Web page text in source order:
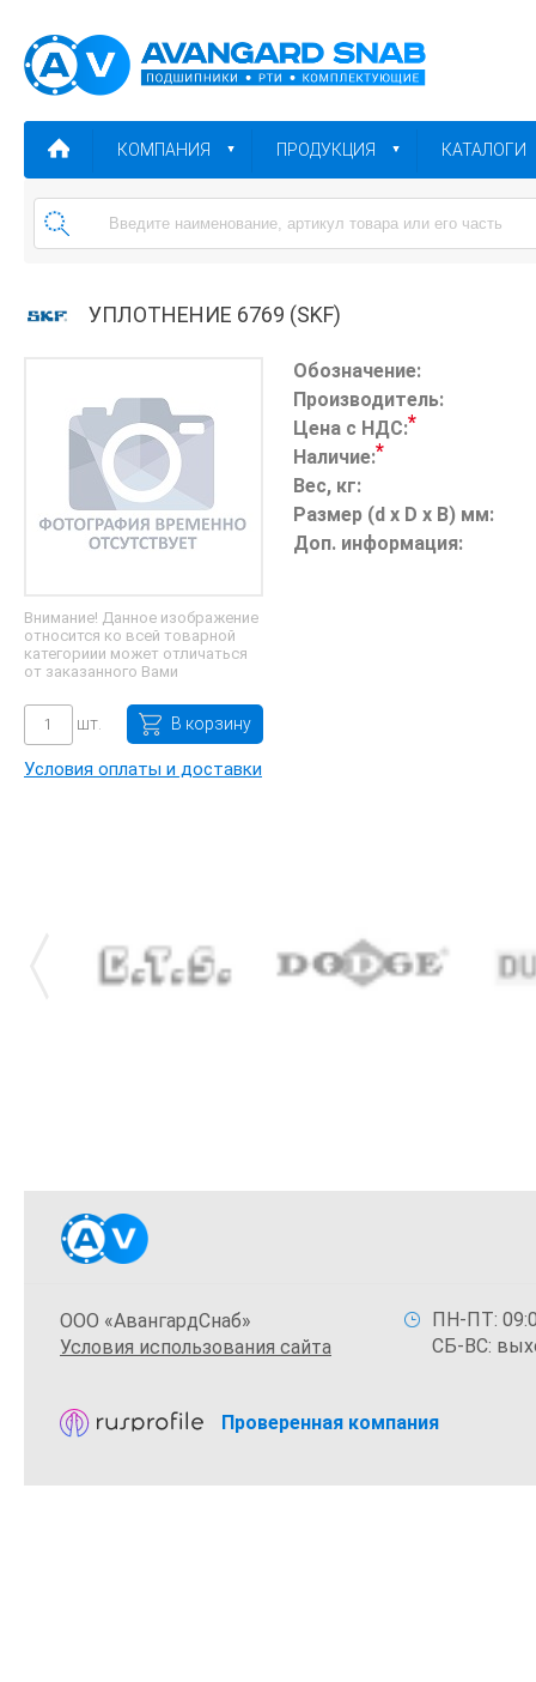
КОМПАНИЯ ПРОДУКЦИЯ КАТАЛОГИ
УПЛОТНЕНИЕ 6769 (SKF)
Внимание! Данное изображение
относится ко всей товарной
категориии может отличаться
от заказанного Вами
шт. В корзину
Условия оплаты и доставки
Обозначение:
Производитель:
Цена с НДС:*
Наличие:*
Вес, кг:
Размер (d x D x B) мм:
Доп. информация:
ООО «АвангардСнаб»
Условия использования сайта
ПН-ПТ:
СБ-ВС:
Проверенная компания